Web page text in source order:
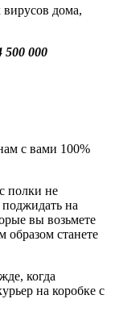
дома,
500 000
с вами 100%
полки не
на
вы возьмете
образом станете
когда
на коробке с